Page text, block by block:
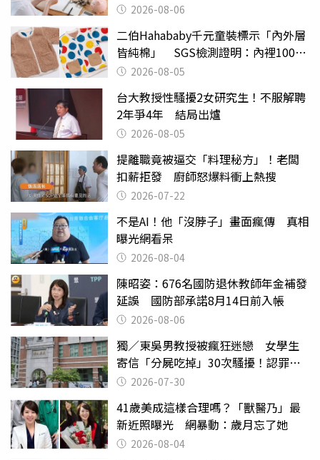
2026-08-06
二伯Hahababy千元童裝標示「內外層
皆純棉」 SGS檢測證明：內裡100%
聚酯纖維
2026-08-05
台大教授性騷擾2女研究生！不服解聘
2年爭4年 結局出爐
2026-08-05
提離職竟被逼交「料理秘方」！老闆
扣薪拒發 廚師怒爆料衝上熱搜
2026-07-22
不是AI！他「沒脖子」畫面瘋傳 真相
曝光網看呆
2026-08-04
陳昭姿：676名國防退休教師年金補發
延誤 國防部承諾8月14日前入帳
2026-08-06
獨／東吳男教授被瘋狂迷戀 女學生
寄信「分屍吃掉」30次騷擾！認罪免
關 2026-07-30
41歲美成這樣合理嗎？「獸醫乃」最
新近照曝光 網暴動：歲月忘了她
2026-08-04